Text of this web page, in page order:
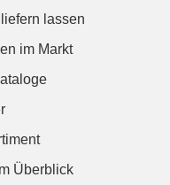
lassen
im Markt
Überblick